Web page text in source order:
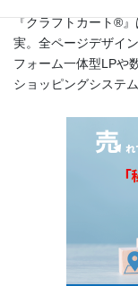
『クラフトカート®
実。全ページデザイン
フォーム一体型LPや
ショッピングシステム